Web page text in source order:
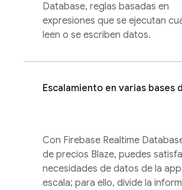
Database, reglas basadas en
expresiones que se ejecutan
leen o se escriben datos.
Escalamiento en varias bases
Con Firebase Realtime
de precios Blaze, puedes
necesidades de datos de la
escala; para ello, divide la